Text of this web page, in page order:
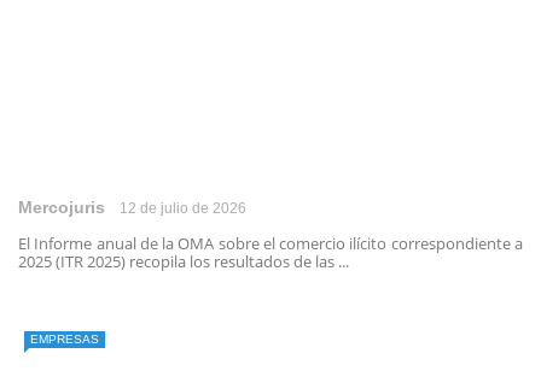
Mercojuris 12 de julio de 2026
El Informe anual de la OMA sobre el comercio ilícito correspondiente a
2025 (ITR 2025) recopila los resultados de las ...
EMPRESAS